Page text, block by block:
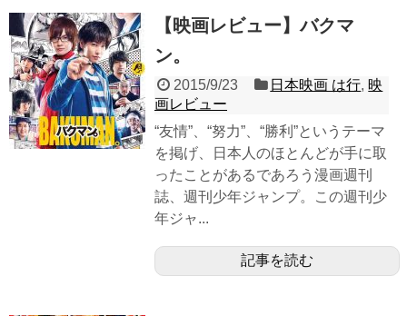
【映画レビュー】バクマ
ン。
2015/9/23 日本映画 は行, 映
画レビュー
“友情”、“努力”、“勝利”というテーマ
を掲げ、日本人のほとんどが手に取
ったことがあるであろう漫画週刊
誌、週刊少年ジャンプ。この週刊少
年ジャ...
記事を読む